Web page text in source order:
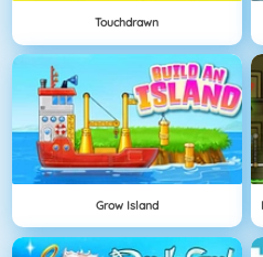
Touchdrawn
Grow Island